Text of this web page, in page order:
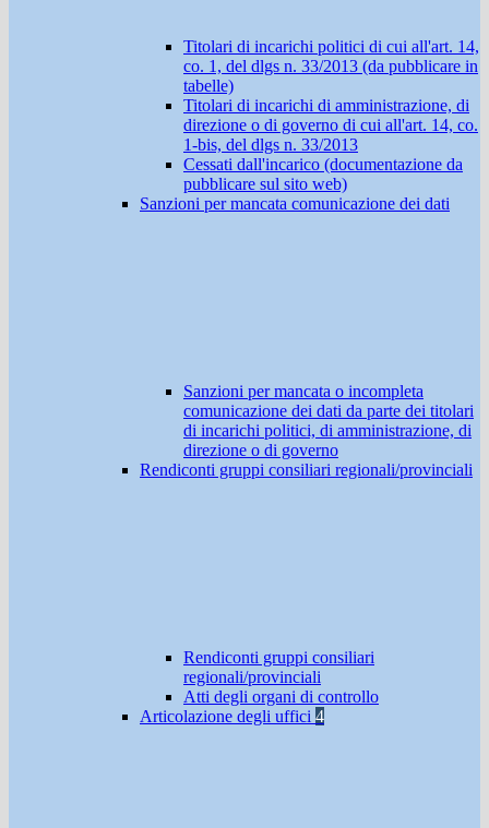
Titolari di incarichi politici di cui all'art. 14,
co. 1, del dlgs n. 33/2013 (da pubblicare in
tabelle)
Titolari di incarichi di amministrazione, di
direzione o di governo di cui all'art. 14, co.
1-bis, del dlgs n. 33/2013
Cessati dall'incarico (documentazione da
pubblicare sul sito web)
Sanzioni per mancata comunicazione dei dati
Sanzioni per mancata o incompleta
comunicazione dei dati da parte dei titolari
di incarichi politici, di amministrazione, di
direzione o di governo
Rendiconti gruppi consiliari regionali/provinciali
Rendiconti gruppi consiliari
regionali/provinciali
Atti degli organi di controllo
Articolazione degli uffici 4